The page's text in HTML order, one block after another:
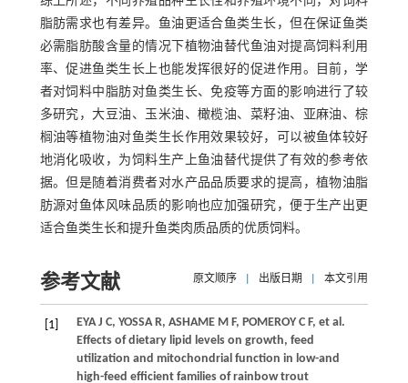
脂肪需求也有差异。鱼油更适合鱼类生长，但在保证鱼类
必需脂肪酸含量的情况下植物油替代鱼油对提高饲料利用
率、促进鱼类生长上也能发挥很好的促进作用。目前，学
者对饲料中脂肪对鱼类生长、免疫等方面的影响进行了较
多研究，大豆油、玉米油、橄榄油、菜籽油、亚麻油、棕
榈油等植物油对鱼类生长作用效果较好，可以被鱼体较好
地消化吸收，为饲料生产上鱼油替代提供了有效的参考依
据。但是随着消费者对水产品品质要求的提高，植物油脂
肪源对鱼体风味品质的影响也应加强研究，便于生产出更
适合鱼类生长和提升鱼类肉质品质的优质饲料。
参考文献 原文顺序 出版日期 本文引用
[1] EYA J C, YOSSA R, ASHAME M F, POMEROY C F, et al.
Effects of dietary lipid levels on growth, feed
utilization and mitochondrial function in low-and
high-feed efficient families of rainbow trout